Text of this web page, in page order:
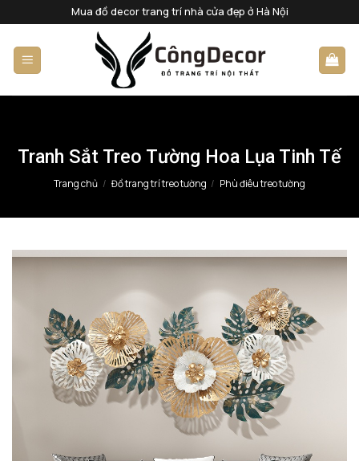
qua
nội
dung
Mua đồ decor trang trí nhà cửa đẹp ở Hà Nội
Tranh Sắt Treo Tường Hoa Lụa Tinh Tế
Trang chủ / Đồ trang trí treo tường / Phù điêu treo tường